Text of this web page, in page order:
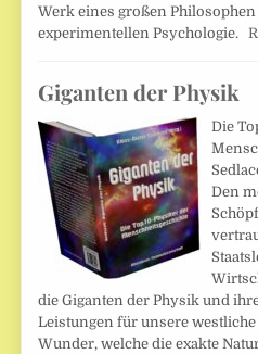
Werk eines großen
experimentellen Psychologie.
Giganten der Physik
Die
Den
die Giganten der Physik und
Leistungen für unsere
Wunder, welche die exakte